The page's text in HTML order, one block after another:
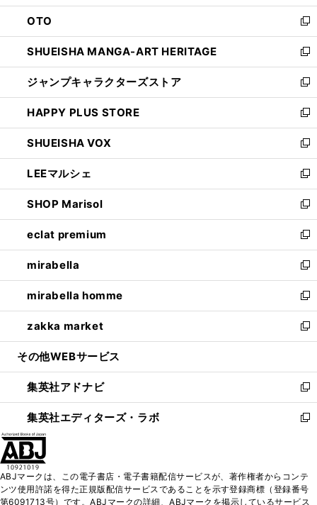
ウ
で
開
く
ン
ド
ウ
で
開
く
OTO
新
し
い
ウ
ィ
ン
ド
ウ
で
開
く
SHUEISHA MANGA-ART HERITAGE
新
し
い
ウ
ィ
ン
ド
ウ
で
開
く
ジャンプキャラクターズストア
新
し
い
ウ
ィ
ン
ド
ウ
で
開
く
HAPPY PLUS STORE
新
し
い
ウ
ィ
ン
ド
ウ
で
開
く
SHUEISHA VOX
新
し
い
ウ
ィ
ン
ド
ウ
で
開
く
LEEマルシェ
新
し
い
ウ
ィ
ン
ド
ウ
で
開
く
SHOP Marisol
新
し
い
ウ
ィ
ン
ド
ウ
で
開
eclat premium
新
し
い
ウ
ィ
ン
ド
ウ
開
く
mirabella
新
し
い
ウ
ィ
ン
ウ
で
開
く
mirabella homme
新
し
い
ウ
ン
ド
ウ
で
zakka market
新
し
ウ
ィ
ン
ド
く
その他WEBサービス
集英社アドナビ
新
し
い
ド
ウ
集英社エディターズ・ラボ
新
ィ
ン
ABJマークは、この電子書店・電子書籍配信サービスが、著作権者からコンテ
ンツ使用許諾を得た正規版配信サービスであることを示す登録商標（登録番号
第6091713号）です。ABJマークの詳細、ABJマークを掲示しているサービス